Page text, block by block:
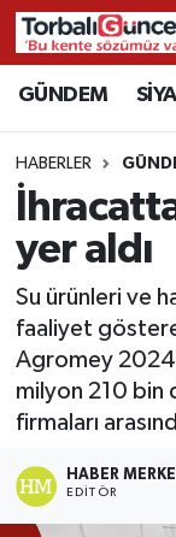
GÜNDEM
HABERLER
yer aldı
Su ürünleri ve
faaliyet
Agromey 2024
milyon 210 bin
firmaları
HABER
EDITÖR
İzmir
İzmir Hava
İzmir
Süper Lig
Tüm
Haber